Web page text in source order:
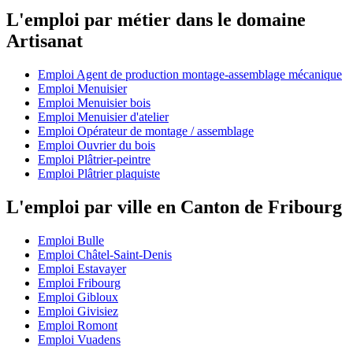
L'emploi par métier dans le domaine
Artisanat
Emploi Agent de production montage-assemblage mécanique
Emploi Menuisier
Emploi Menuisier bois
Emploi Menuisier d'atelier
Emploi Opérateur de montage / assemblage
Emploi Ouvrier du bois
Emploi Plâtrier-peintre
Emploi Plâtrier plaquiste
L'emploi par ville en Canton de Fribourg
Emploi Bulle
Emploi Châtel-Saint-Denis
Emploi Estavayer
Emploi Fribourg
Emploi Gibloux
Emploi Givisiez
Emploi Romont
Emploi Vuadens